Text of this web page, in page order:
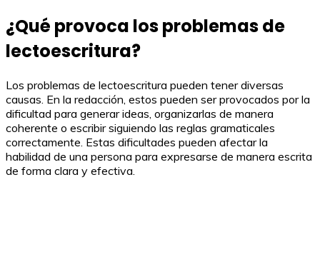
¿Qué provoca los problemas de
lectoescritura?
Los problemas de lectoescritura pueden tener diversas
causas. En la redacción, estos pueden ser provocados por la
dificultad para generar ideas, organizarlas de manera
coherente o escribir siguiendo las reglas gramaticales
correctamente. Estas dificultades pueden afectar la
habilidad de una persona para expresarse de manera escrita
de forma clara y efectiva.